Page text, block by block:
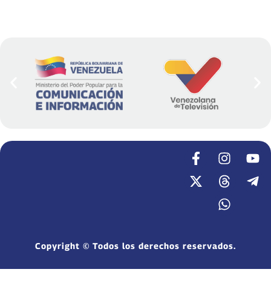
Copyright © Todos los derechos reservados.